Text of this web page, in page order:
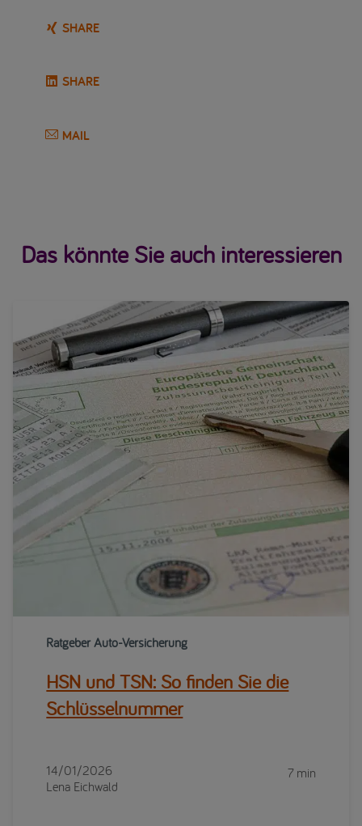
SHARE
SHARE
MAIL
Das könnte Sie auch interessieren
Ratgeber Auto-Versicherung
HSN und TSN: So finden Sie die
Schlüsselnummer
14/01/2026
Lena Eichwald
7 min